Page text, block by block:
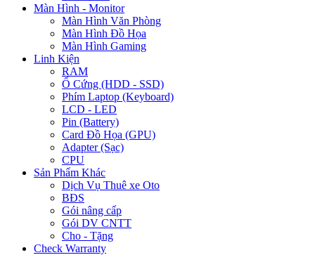
Màn Hình - Monitor
Màn Hình Văn Phòng
Màn Hình Đồ Họa
Màn Hình Gaming
Linh Kiện
RAM
Ổ Cứng (HDD - SSD)
Phím Laptop (Keyboard)
LCD - LED
Pin (Battery)
Card Đồ Họa (GPU)
Adapter (Sạc)
CPU
Sản Phẩm Khác
Dịch Vụ Thuê xe Oto
BĐS
Gói nâng cấp
Gói DV CNTT
Cho - Tặng
Check Warranty